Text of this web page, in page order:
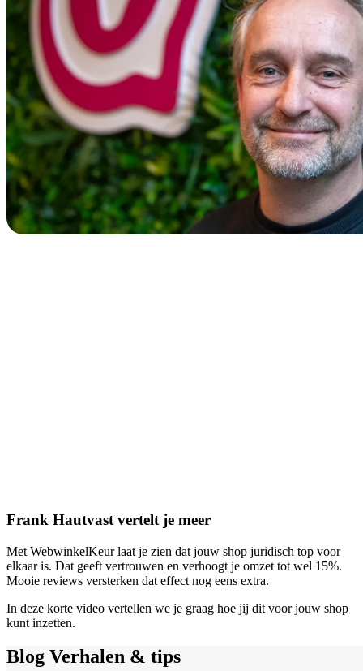
Frank Hautvast vertelt je meer
Met WebwinkelKeur laat je zien dat jouw shop juridisch top voor
elkaar is. Dat geeft vertrouwen en verhoogt je omzet tot wel 15%.
Mooie reviews versterken dat effect nog eens extra.
In deze korte video vertellen we je graag hoe jij dit voor jouw shop
kunt inzetten.
Blog Verhalen & tips